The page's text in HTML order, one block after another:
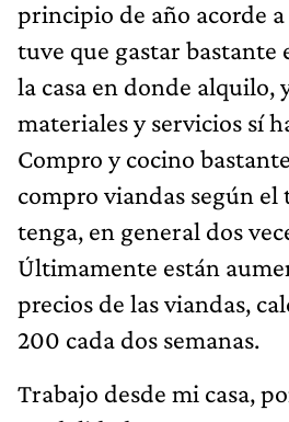
principio de año acorde
tuve que gastar bastante
la casa en donde alquilo,
materiales y servicios sí
Compro y cocino
compro viandas según el
tenga, en general dos
Últimamente están
precios de las viandas,
200 cada dos semanas.
Trabajo desde mi casa,